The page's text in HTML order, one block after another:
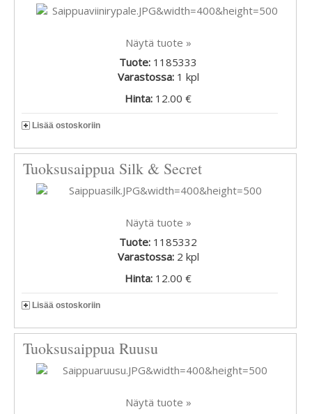
Näytä tuote »
Tuote: 1185333
Varastossa: 1 kpl
Hinta: 12.00 €
Lisää ostoskoriin
Tuoksusaippua Silk & Secret
Näytä tuote »
Tuote: 1185332
Varastossa: 2 kpl
Hinta: 12.00 €
Lisää ostoskoriin
Tuoksusaippua Ruusu
Näytä tuote »